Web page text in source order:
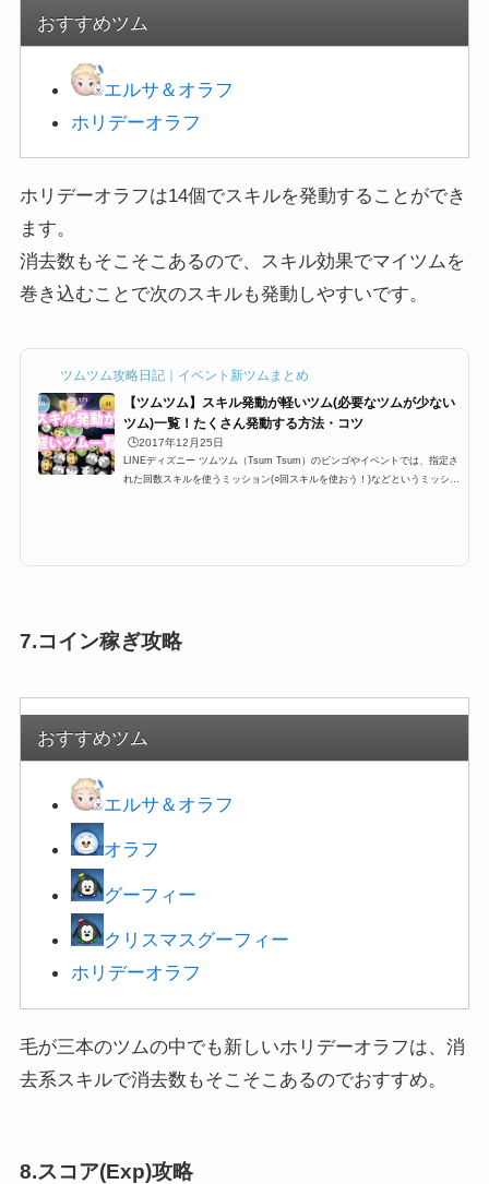
おすすめツム
エルサ＆オラフ
ホリ デーオラフ
ホリデーオラフは14個でスキルを発動することができ
ます。
消去数もそこそこあるので、スキル効果でマイツムを
巻き込むことで次のスキルも発動しやすいです。
ツムツム攻略日記｜イベント新ツムまとめ
【ツムツム】スキル発動が軽いツム(必要なツムが少ない
ツム)一覧！たくさん発動する方法・コツ
🕒️2017年12月25日
LINEディズニー ツムツム（Tsum Tsum）のビンゴやイベントでは、指定さ
れた回数スキルを使うミッション(○回スキルを使おう！)などというミッショ
7.コイン稼ぎ攻略
おすすめツム
エルサ＆オラフ
オラフ
グーフィー
クリスマスグーフィー
ホリ デーオラフ
毛が三本のツムの中でも新しいホリデーオラフは、消
去系スキルで消去数もそこそこあるのでおすすめ。
8.スコア(Exp)攻略